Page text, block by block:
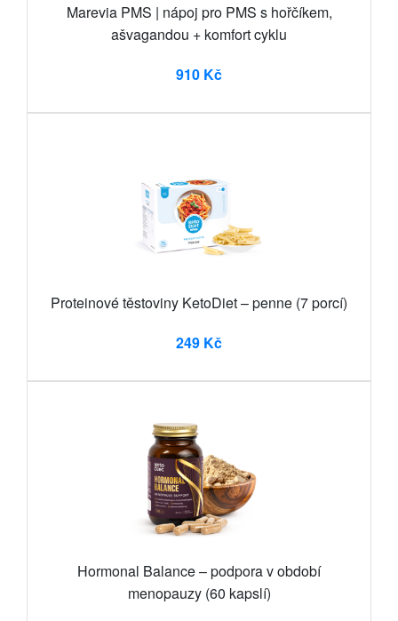
Marevia PMS | nápoj pro PMS s hořčíkem,
ašvagandou + komfort cyklu
910 Kč
Proteinové těstoviny KetoDiet – penne (7 porcí)
249 Kč
Hormonal Balance – podpora v období
menopauzy (60 kapslí)